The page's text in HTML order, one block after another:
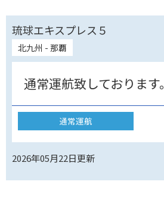
琉球エキスプレス５
北九州 - 那覇
通常運航致しております。
通常運航
2026年05月22日更新